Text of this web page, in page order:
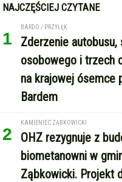
NAJCZĘŚCIEJ CZYTANE
1
BARDO / PRZYŁĘK
Zderzenie autobusu,
osobowego i trzech
na krajowej ósemce
Bardem
2
KAMIENIEC ZĄBKOWICKI
OHZ rezygnuje z
biometanowni w
Ząbkowicki. Projekt